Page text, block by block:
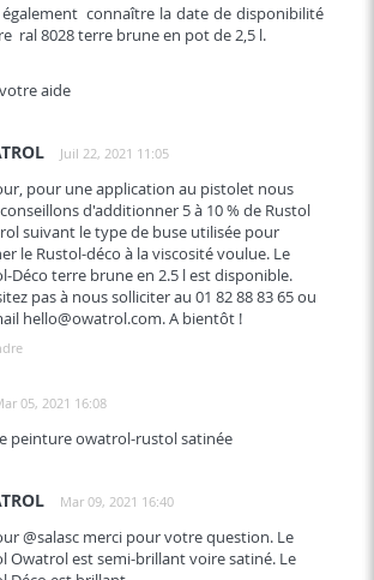
connaître la date de disponibilité
ral 8028 terre brune en pot de 2,5 l.
aide
Juil 22, 2021 11:05
pour une application au pistolet nous
d'additionner 5 à 10 % de Rustol
suivant le type de buse utilisée pour
le Rustol-déco à la viscosité voulue. Le
Déco terre brune en 2.5 l est disponible.
pas à nous solliciter au 01 82 88 83 65 ou
hello@owatrol.com. A bientôt !
05, 2021 16:08
peinture owatrol-rustol satinée
Mar 09, 2021 16:40
@salasc merci pour votre question. Le
Owatrol est semi-brillant voire satiné. Le